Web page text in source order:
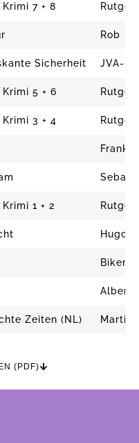
7 + 8 Rutger
Rob
Sicherheit JVA-
5 + 6 Rutger
3 + 4 Rutger
Frank
1 + 2 Rutger
Hugo
Biker
Albert
Zeiten (NL) Martijn
(PDF)